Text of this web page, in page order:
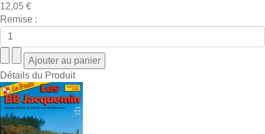
12,05 €
Remise :
Détails du Produit